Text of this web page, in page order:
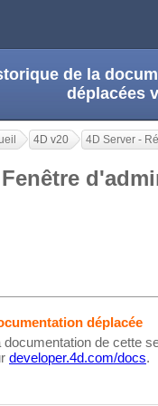
de la
déplacées
4D v20 4D Server -
Fenêtre
déplacée
documentation de cette
developer.4d.com/docs.